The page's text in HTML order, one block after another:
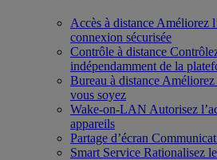
Accès à distance Améliorez
connexion sécurisée
Contrôle à distance
indépendamment de la
Bureau à distance
vous soyez
Wake-on-LAN Autorisez
appareils
Partage d’écran
Smart Service Rationalisez